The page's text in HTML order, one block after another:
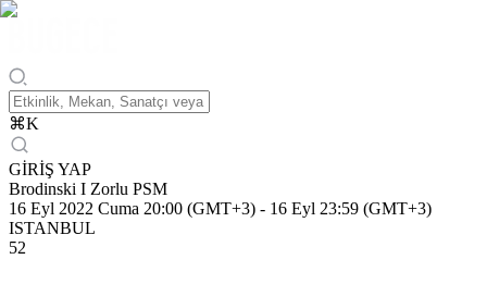
⌘K
GİRİŞ YAP
Brodinski I Zorlu PSM
16 Eyl 2022 Cuma 20:00 (GMT+3) - 16 Eyl 23:59 (GMT+3)
ISTANBUL
52